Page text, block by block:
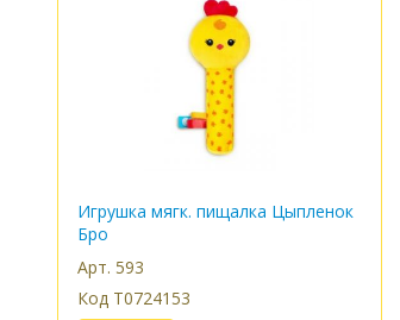
Игрушка мягк. пищалка Цыпленок
Бро
Арт. 593
Код Т0724153